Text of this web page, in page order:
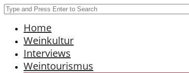
Home
Weinkultur
Interviews
Weintourismus